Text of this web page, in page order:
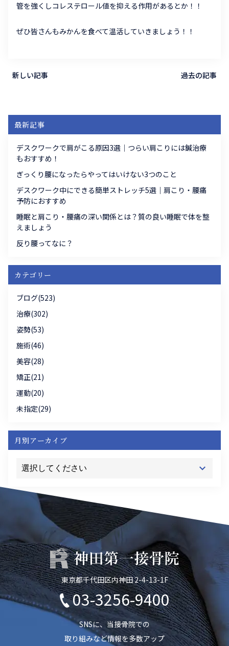
管を強くしコレステロール値を抑える作用があるとか！！
ぜひ皆さんもみかんを食べて温活していきましょう！！
新しい記事 過去の記事
最新記事
デスクワークで肩がこる原因3選｜つらい肩こりには鍼治療
もおすすめ！
ぎっくり腰になったらやってはいけない3つのこと
デスクワーク中にできる簡単ストレッチ5選｜肩こり・腰痛
予防におすすめ
睡眠と肩こり・腰痛の深い関係とは？質の良い睡眠で体を整
えましょう
反り腰ってなに？
カテゴリー
ブログ(523)
治療(302)
姿勢(53)
施術(46)
美容(28)
矯正(21)
運動(20)
未指定(29)
月別アーカイブ
東京都千代田区内神田 2-4-13-1F
03-3256-9400
SNSに、当接骨院での
取り組みなど情報を多数アップ